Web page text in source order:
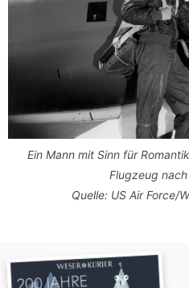
Ein Mann mit Sinn für
Flugzeug nach
Quelle: US Air Force/